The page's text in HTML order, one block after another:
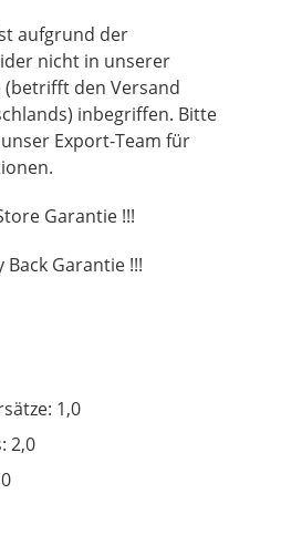
aufgrund der
nicht in unserer
(betrifft den Versand
inbegriffen. Bitte
Export-Team für
Garantie !!!
Back Garantie !!!
1,0
2,0